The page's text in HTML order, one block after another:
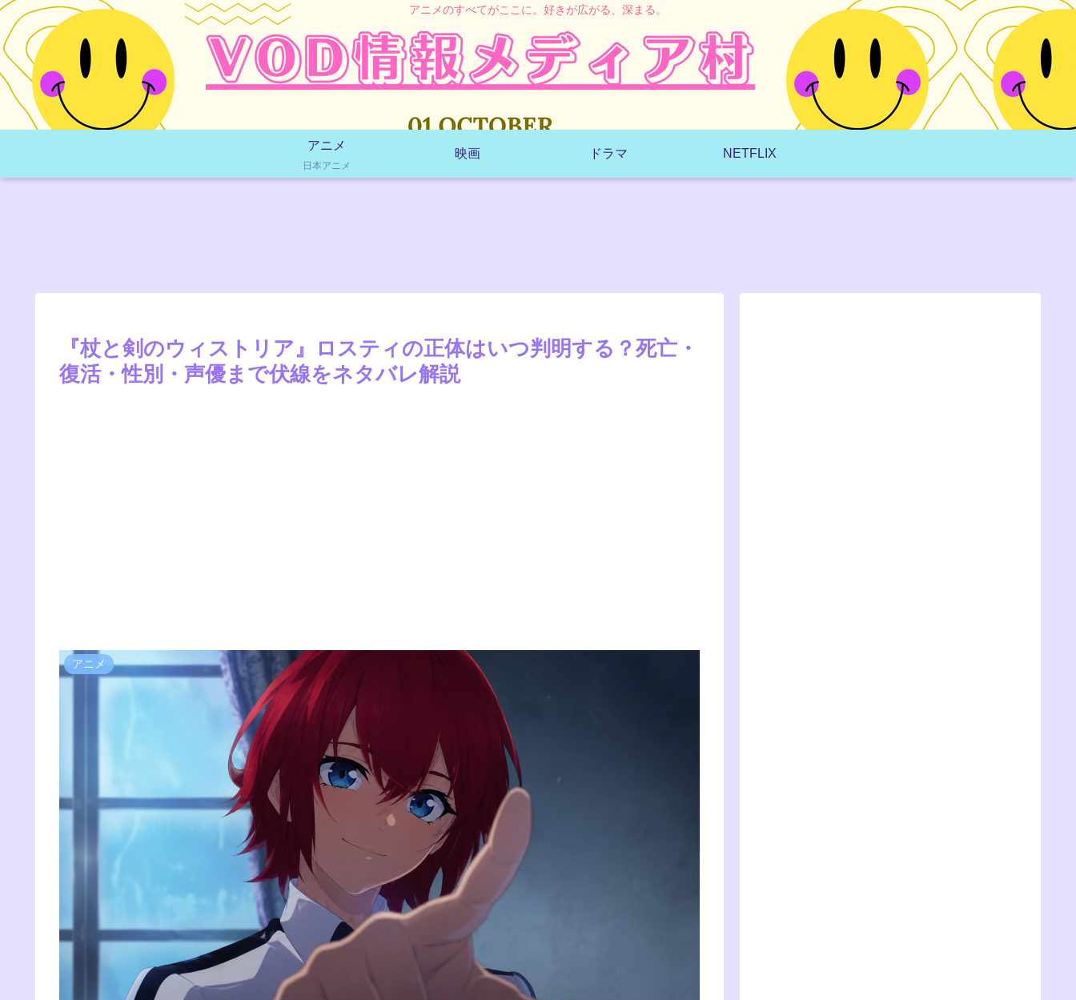
アニメのすべてがここに。好きが広がる、深まる。
アニメ
日本アニメ
映画 ドラマ NETFLIX
『杖と剣のウィストリア』ロスティの正体はいつ判明する？死亡・
復活・性別・声優まで伏線をネタバレ解説
アニメ